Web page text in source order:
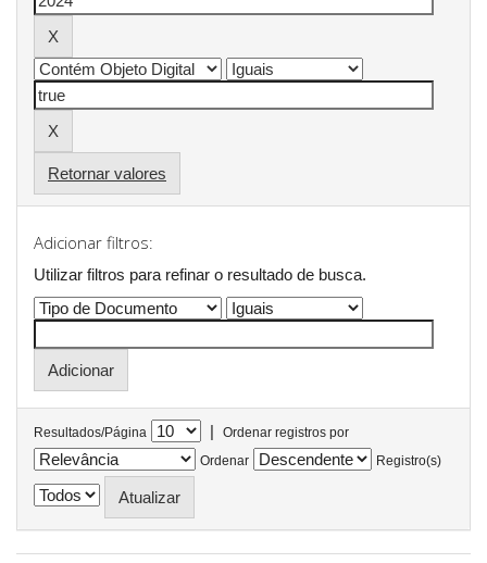
Retornar valores
Adicionar filtros:
Utilizar filtros para refinar o resultado de busca.
Resultados/Página |
Ordenar registros por
Ordenar
Registro(s)